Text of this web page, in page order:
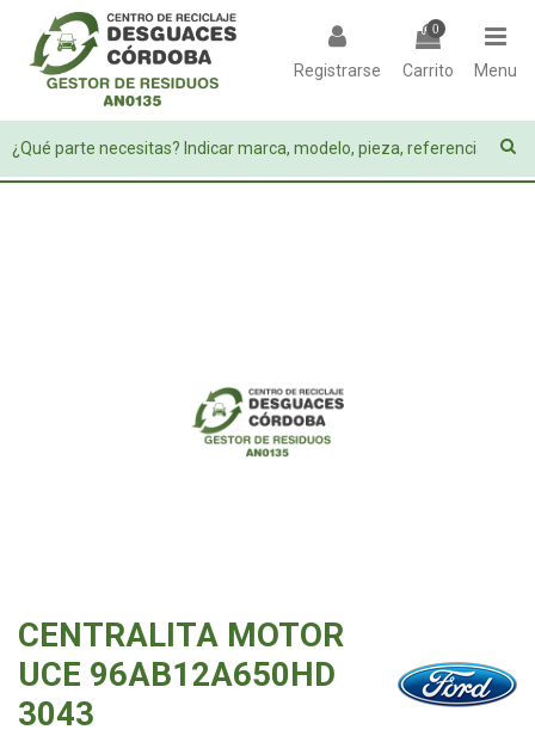
Registrarse
0
Carrito Menu
CENTRALITA MOTOR
UCE 96AB12A650HD
3043